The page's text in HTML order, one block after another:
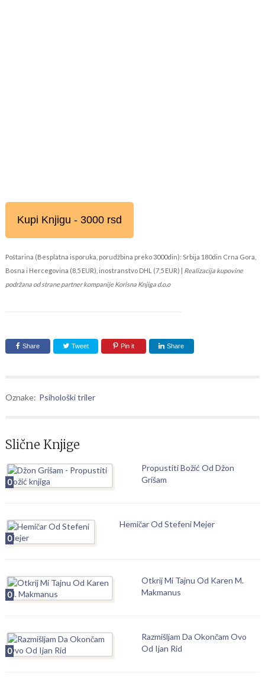
Kupi Knjigu - 3000 rsd
Poštarina (Besplatna isporuka, porudžbina preko 3000din): Srbija 180din Crna Gora,
Bosna i Hercegovina (8,5 EUR), inostranstvo DHL (7,5 EUR) | Realizacija kupovine
podržana od strane partner kompanije Korisna Knjiga d.o.o
Share Tweet Pin it Share
Oznake: Psihološki triler
Slične Knjige
0
Propustiti Božić Od Džon
Grišam
0
Hemičar Od Stefeni Mejer
0
Otkrij Mi Tajnu Od Karen M.
Makmanus
0
Razmišljam Da Okončam Ovo
Od Ijan Rid